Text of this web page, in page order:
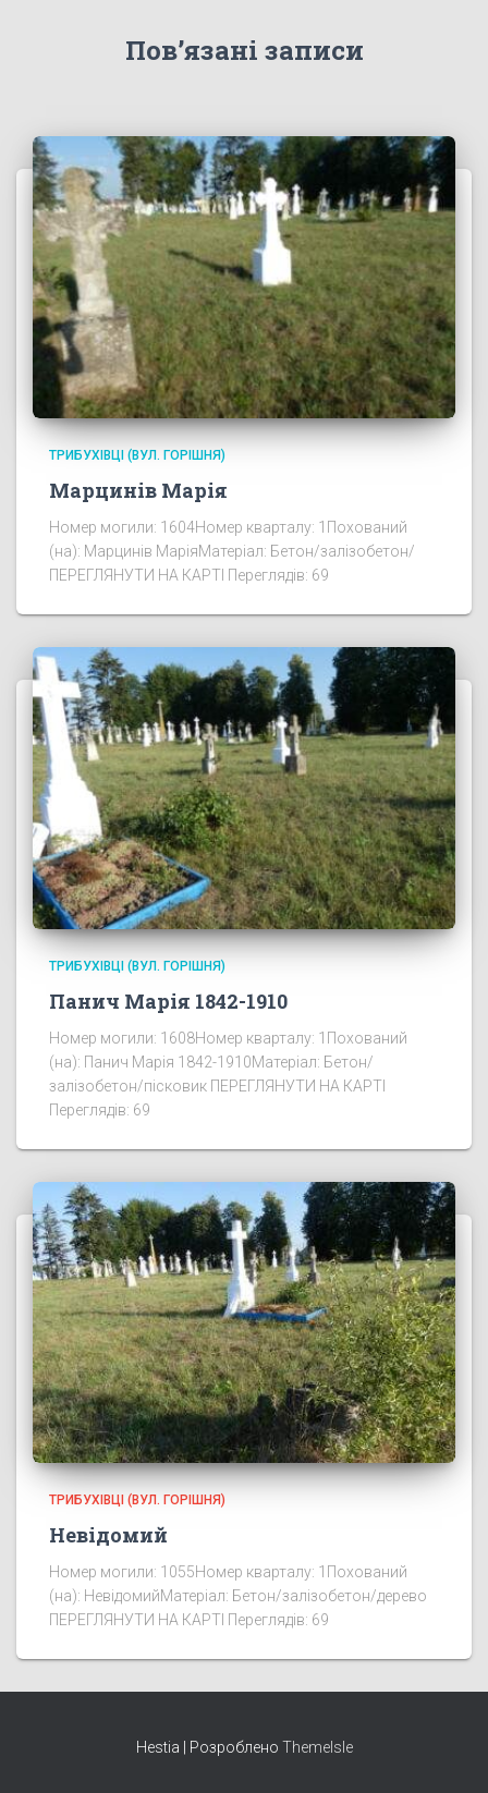
Пов’язані записи
ТРИБУХІВЦІ (ВУЛ. ГОРІШНЯ)
Марцинів Марія
Номер могили: 1604Номер кварталу: 1Похований
(на): Марцинів МаріяМатеріал: Бетон/залізобетон/
ПЕРЕГЛЯНУТИ НА КАРТІ Переглядів: 69
ТРИБУХІВЦІ (ВУЛ. ГОРІШНЯ)
Панич Марія 1842-1910
Номер могили: 1608Номер кварталу: 1Похований
(на): Панич Марія 1842-1910Матеріал: Бетон/
залізобетон/пісковик ПЕРЕГЛЯНУТИ НА КАРТІ
Переглядів: 69
ТРИБУХІВЦІ (ВУЛ. ГОРІШНЯ)
Невідомий
Номер могили: 1055Номер кварталу: 1Похований
(на): НевідомийМатеріал: Бетон/залізобетон/дерево
ПЕРЕГЛЯНУТИ НА КАРТІ Переглядів: 69
Hestia | Розроблено ThemeIsle